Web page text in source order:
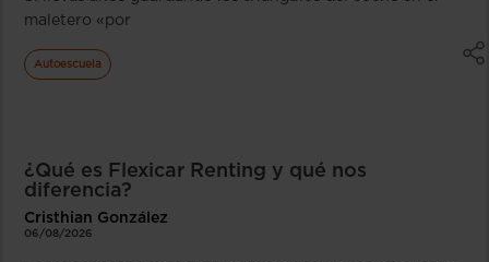
maletero «por
Autoescuela
¿Qué es Flexicar Renting y qué nos
diferencia?
Cristhian González
06/08/2026